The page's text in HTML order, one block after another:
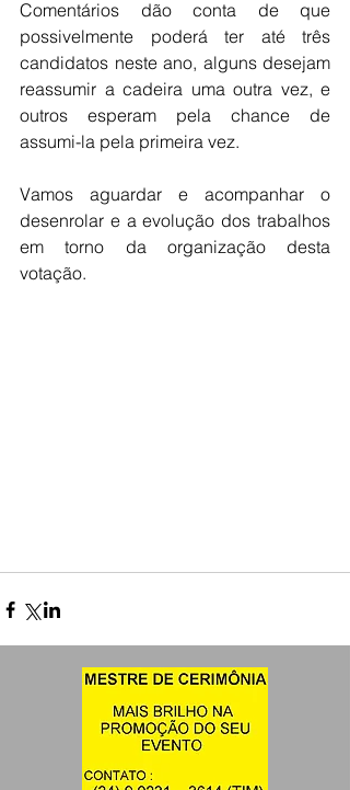
Comentários dão conta de que
possivelmente poderá ter até três
candidatos neste ano, alguns desejam
reassumir a cadeira uma outra vez, e
outros esperam pela chance de
assumi-la pela primeira vez.
Vamos aguardar e acompanhar o
desenrolar e a evolução dos trabalhos
em torno da organização desta
votação.